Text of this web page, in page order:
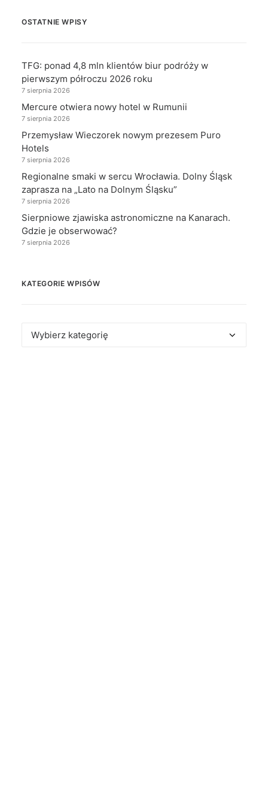
OSTATNIE WPISY
TFG: ponad 4,8 mln klientów biur podróży w
pierwszym półroczu 2026 roku
7 sierpnia 2026
Mercure otwiera nowy hotel w Rumunii
7 sierpnia 2026
Przemysław Wieczorek nowym prezesem Puro
Hotels
7 sierpnia 2026
Regionalne smaki w sercu Wrocławia. Dolny Śląsk
zaprasza na „Lato na Dolnym Śląsku”
7 sierpnia 2026
Sierpniowe zjawiska astronomiczne na Kanarach.
Gdzie je obserwować?
7 sierpnia 2026
KATEGORIE WPISÓW
Kategorie